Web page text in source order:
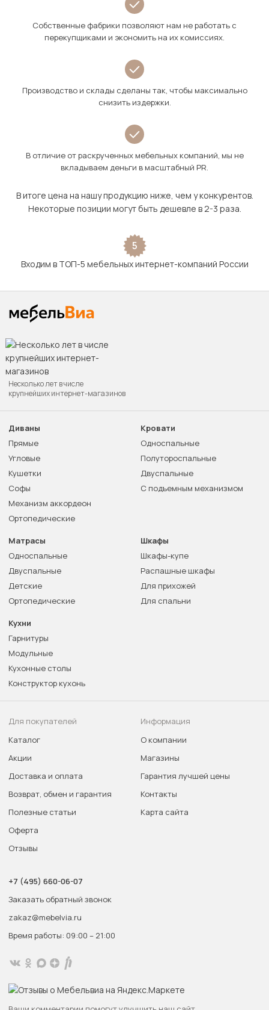
Собственные фабрики позволяют нам не работать с
перекупщиками и экономить на их комиссиях.
Производство и склады сделаны так, чтобы максимально
снизить издержки.
В отличие от раскрученных мебельных компаний, мы не
вкладываем деньги в масштабный PR.
В итоге цена на нашу продукцию ниже, чем у конкурентов.
Некоторые позиции могут быть дешевле в 2-3 раза.
5
Входим в ТОП-5 мебельных интернет-компаний России
Несколько лет в числе
крупнейших интернет-магазинов
Диваны
Прямые
Угловые
Кушетки
Софы
Механизм аккордеон
Ортопедические
Кровати
Односпальные
Полутороспальные
Двуспальные
С подъемным механизмом
Матрасы
Односпальные
Двуспальные
Детские
Ортопедические
Шкафы
Шкафы-купе
Распашные шкафы
Для прихожей
Для спальни
Кухни
Гарнитуры
Модульные
Кухонные столы
Конструктор кухонь
Для покупателей
Каталог
Акции
Доставка и оплата
Возврат, обмен и гарантия
Полезные статьи
Оферта
Отзывы
Информация
О компании
Магазины
Гарантия лучшей цены
Контакты
Карта сайта
+7 (495) 660-06-07
Заказать обратный звонок
zakaz@mebelvia.ru
Время работы: 09:00 – 21:00